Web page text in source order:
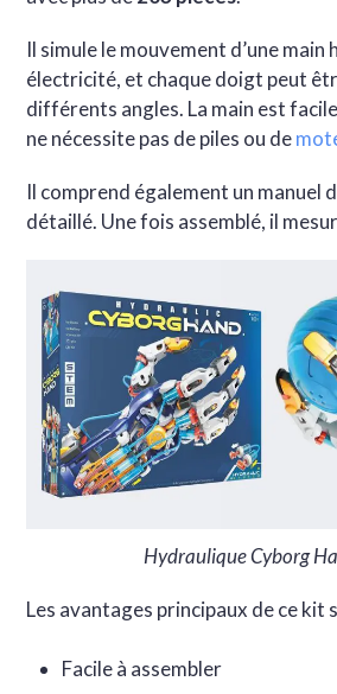
Il simule le mouvement d’une main
électricité, et chaque doigt peut
différents angles. La main est
ne nécessite pas de piles ou de
Il comprend également un manuel
détaillé. Une fois assemblé, il
Hydraulique Cyborg
Les avantages principaux de ce kit
Facile à assembler